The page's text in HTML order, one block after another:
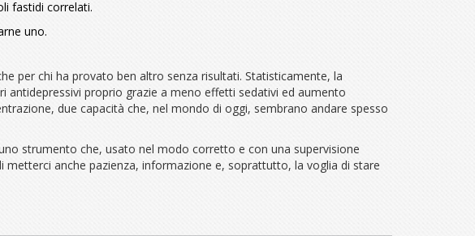
fastidi correlati.
uno.
per chi ha provato ben altro senza risultati. Statisticamente, la
antidepressivi proprio grazie a meno effetti sedativi ed aumento
due capacità che, nel mondo di oggi, sembrano andare spesso
strumento che, usato nel modo corretto e con una supervisione
anche pazienza, informazione e, soprattutto, la voglia di stare